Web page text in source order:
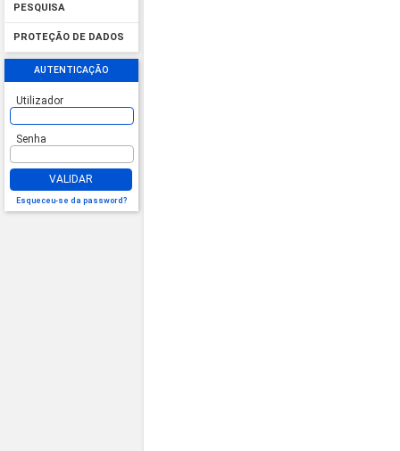
PESQUISA
PROTEÇÃO DE DADOS
AUTENTICAÇÃO
Utilizador
Senha
VALIDAR
Esqueceu-se da password?